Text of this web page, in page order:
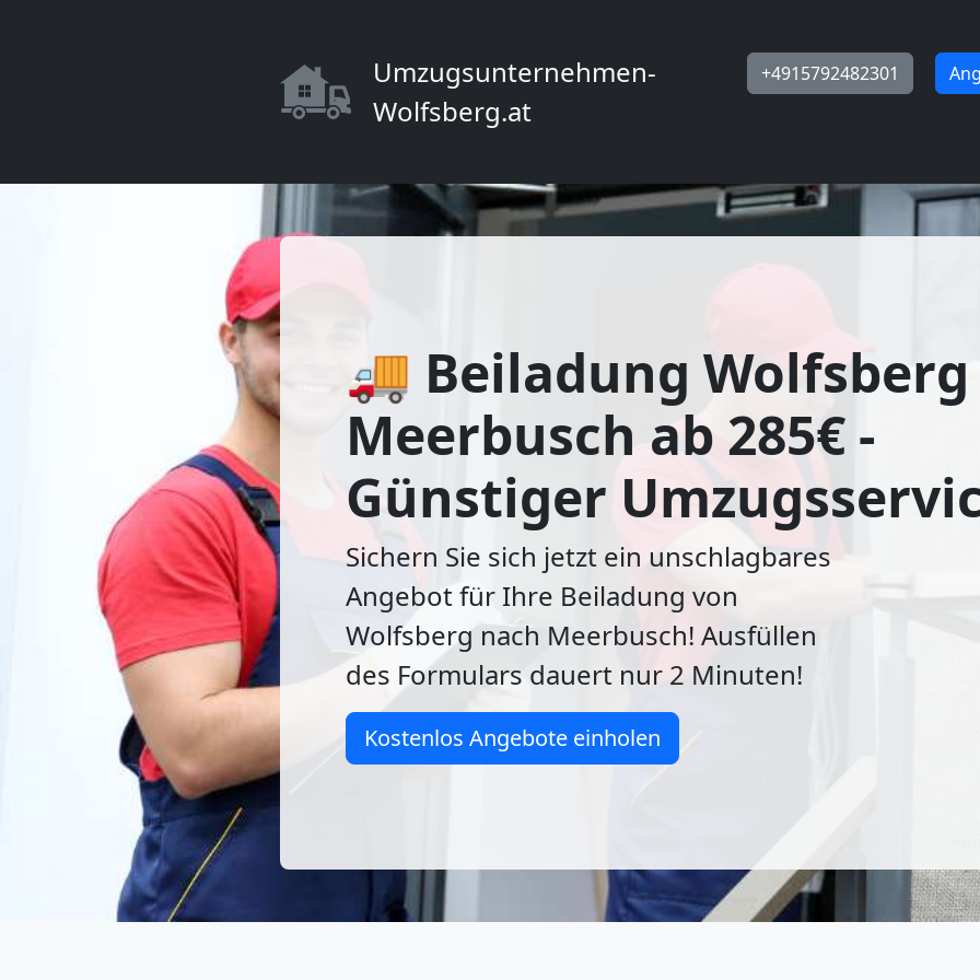
Umzugsunternehmen-
Wolfsberg.at
+4915792482301
🚚 Beiladung
Meerbusch ab 285€ -
Günstiger
Sichern Sie sich jetzt ein unschlagbares
Angebot für Ihre Beiladung von
Wolfsberg nach Meerbusch! Ausfüllen
des Formulars dauert nur 2 Minuten!
Kostenlos Angebote einholen